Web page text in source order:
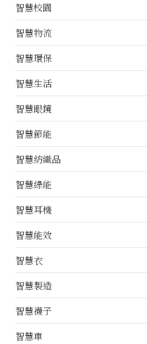
智慧校園
智慧物流
智慧環保
智慧生活
智慧眼鏡
智慧節能
智慧紡織品
智慧綠能
智慧耳機
智慧能效
智慧衣
智慧製造
智慧襪子
智慧車